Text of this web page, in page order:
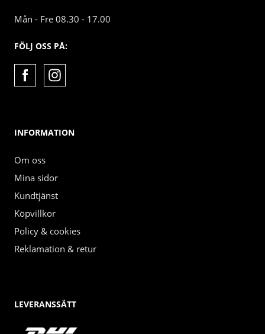
Mån - Fre 08.30 - 17.00
FÖLJ OSS PÅ:
INFORMATION
Om oss
Mina sidor
Kundtjänst
Köpvillkor
Policy & cookies
Reklamation & retur
LEVERANSSÄTT